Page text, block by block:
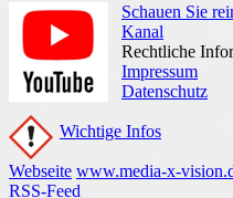
Schauen Sie
Kanal
Rechtliche
Impressum
Datenschutz
Wichtige Infos
Webseite www.media-x-
RSS-Feed